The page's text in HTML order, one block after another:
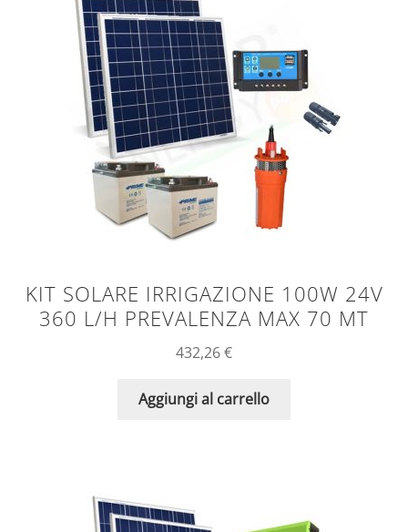
KIT SOLARE IRRIGAZIONE 100W 24V
360 L/H PREVALENZA MAX 70 MT
432,26€
Aggiungi al carrello